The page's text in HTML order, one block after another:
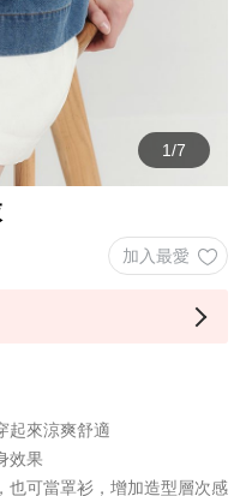
起來涼爽舒適
效果
也可當罩衫，增加造型層次感